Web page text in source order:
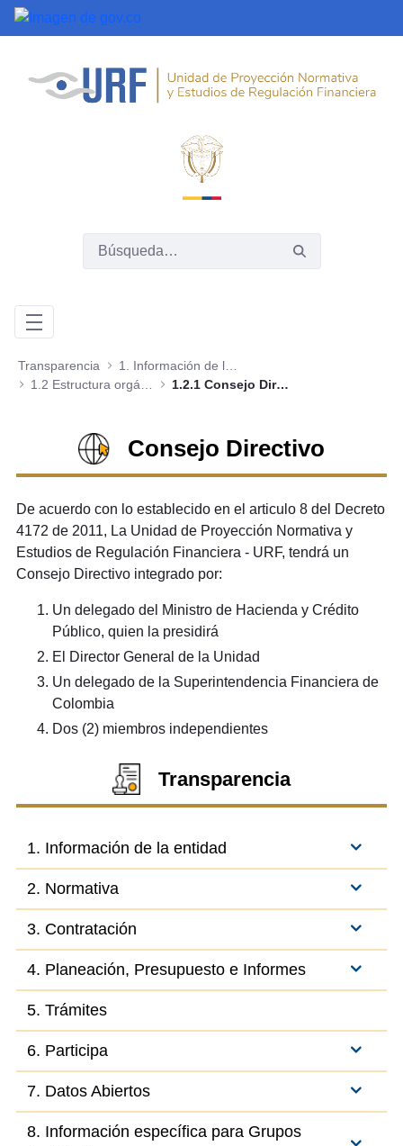
Saltar al contenido principal
Transparencia
1. Información de la entidad
1.2.1 Consejo Directivo
Consejo Directivo
De acuerdo con lo establecido en el articulo 8 del Decreto
4172 de 2011, La Unidad de Proyección Normativa y
Estudios de Regulación Financiera - URF, tendrá un
Consejo Directivo integrado por:
Un delegado del Ministro de Hacienda y Crédito
Público, quien la presidirá
El Director General de la Unidad
Un delegado de la Superintendencia Financiera de
Colombia
Dos (2) miembros independientes
Transparencia
1. Información de la entidad
2. Normativa
3. Contratación
4. Planeación, Presupuesto e Informes
5. Trámites
6. Participa
7. Datos Abiertos
8. Información específica para Grupos